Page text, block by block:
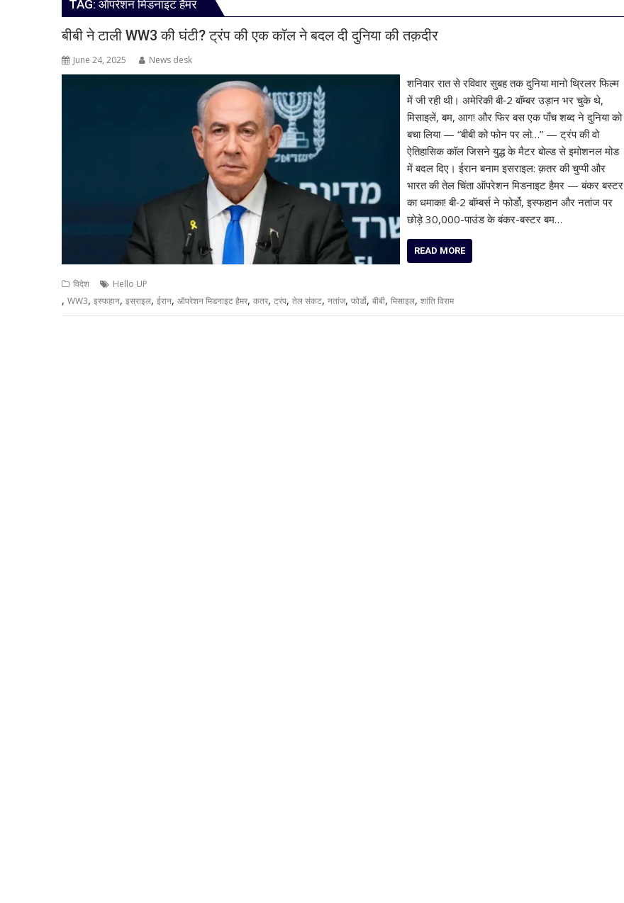
TAG: ऑपरेशन मिडनाइट हैमर
बीबी ने टाली WW3 की घंटी? ट्रंप की एक कॉल ने बदल दी दुनिया की तक़दीर
June 24, 2025 News desk
शनिवार रात से रविवार सुबह तक दुनिया मानो थ्रिलर फिल्म
में जी रही थी। अमेरिकी बी‑2 बॉम्बर उड़ान भर चुके थे,
मिसाइलें, बम, आग! और फिर बस एक पाँच शब्द ने दुनिया को
बचा लिया — “बीबी को फोन पर लो…” — ट्रंप की वो
ऐतिहासिक कॉल जिसने युद्ध के मैटर बोल्ड से इमोशनल मोड
में बदल दिए। ईरान बनाम इसराइल: क़तर की चुप्पी और
भारत की तेल चिंता ऑपरेशन मिडनाइट हैमर — बंकर बस्टर
का धमाका! बी‑2 बॉम्बर्स ने फोर्डो, इस्फहान और नतांज पर
छोड़े 30,000-पाउंड के बंकर-बस्टर बम…
READ MORE
विदेश Hello UP
, WW3, इस्फहान, इस्राइल, ईरान, ऑपरेशन मिडनाइट हैमर, कतर, ट्रंप, तेल संकट, नतांज, फोर्डो, बीबी, मिसाइल, शांति विराम